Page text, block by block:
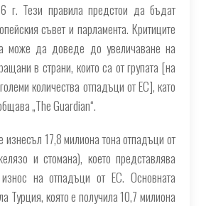
г. Тези правила предстои да бъдат
съвет и парламента. Критиците
може да доведе до увеличаване на
в страни, които са от групата [на
количества отпадъци от ЕС], като
„The Guardian“.
17,8 милиона тона отпадъци от
и стомана), което представлява
на отпадъци от ЕС. Основната
Турция, която е получила 10,7 милиона